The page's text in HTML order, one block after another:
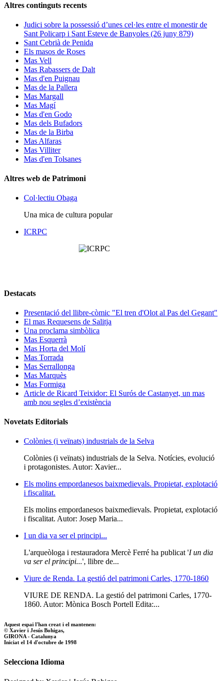
Altres continguts recents
Judici sobre la possessió d’unes cel·les entre el monestir de
Sant Policarp i Sant Esteve de Banyoles (26 juny 879)
Sant Cebrià de Penida
Els masos de Roses
Mas Vell
Mas Rabassers de Dalt
Mas d'en Puignau
Mas de la Pallera
Mas Margall
Mas Magí
Mas d'en Godo
Mas dels Bufadors
Mas de la Birba
Mas Alfaras
Mas Villiter
Mas d'en Tolsanes
Altres web de Patrimoni
Col·lectiu Obaga
Una mica de cultura popular
ICRPC
Destacats
Presentació del llibre-còmic "El tren d'Olot al Pas del Gegant"
El mas Requesens de Salitja
Una proclama simbòlica
Mas Esquerrà
Mas Horta del Molí
Mas Torrada
Mas Serrallonga
Mas Marquès
Mas Formiga
Article de Ricard Teixidor: El Surós de Castanyet, un mas
amb nou segles d’existència
Novetats Editorials
Colònies (i veïnats) industrials de la Selva
Colònies (i veïnats) industrials de la Selva. Notícies, evolució
i protagonistes. Autor: Xavier...
Els molins empordanesos baixmedievals. Propietat, explotació
i fiscalitat.
Els molins empordanesos baixmedievals. Propietat, explotació
i fiscalitat. Autor: Josep Maria...
I un dia va ser el principi...
L'arqueòloga i restauradora Mercè Ferré ha publicat 'I un dia
va ser el principi...', llibre de...
Viure de Renda. La gestió del patrimoni Carles, 1770-1860
VIURE DE RENDA. La gestió del patrimoni Carles, 1770-
1860. Autor: Mònica Bosch Portell Edita:...
Aquest espai l'han creat i el mantenen:
© Xavier i Jesús Bohigas,
GIRONA - Catalunya
Iniciat el 14 d'octubre de 1998
Selecciona Idioma